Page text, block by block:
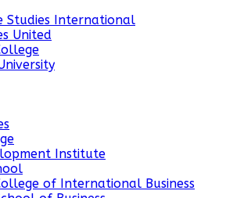
Studies International
United
Institute
of International Business